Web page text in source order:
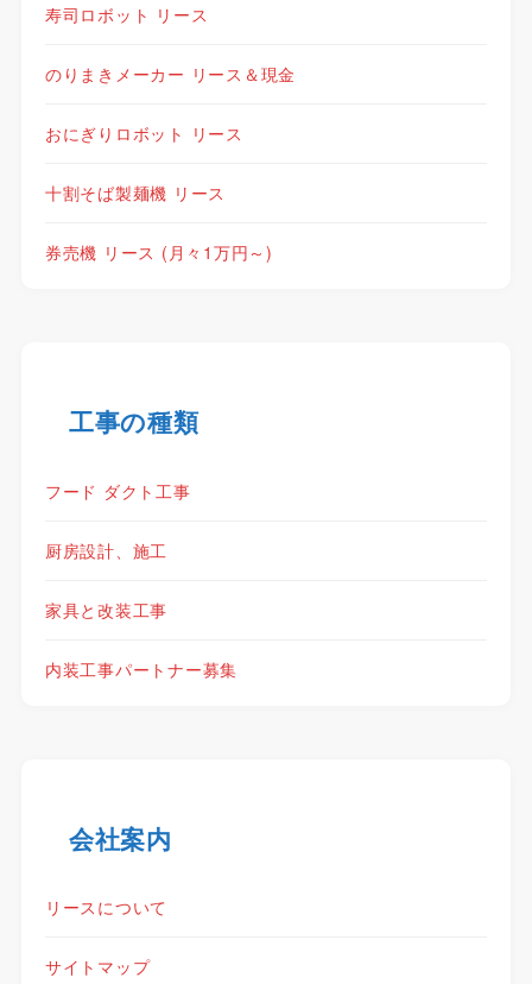
寿司ロボット リース
のりまきメーカー リース＆現金
おにぎりロボット リース
十割そば製麺機 リース
券売機 リース (月々1万円～)
工事の種類
フード ダクト工事
厨房設計、施工
家具と改装工事
内装工事パートナー募集
会社案内
リースについて
サイトマップ